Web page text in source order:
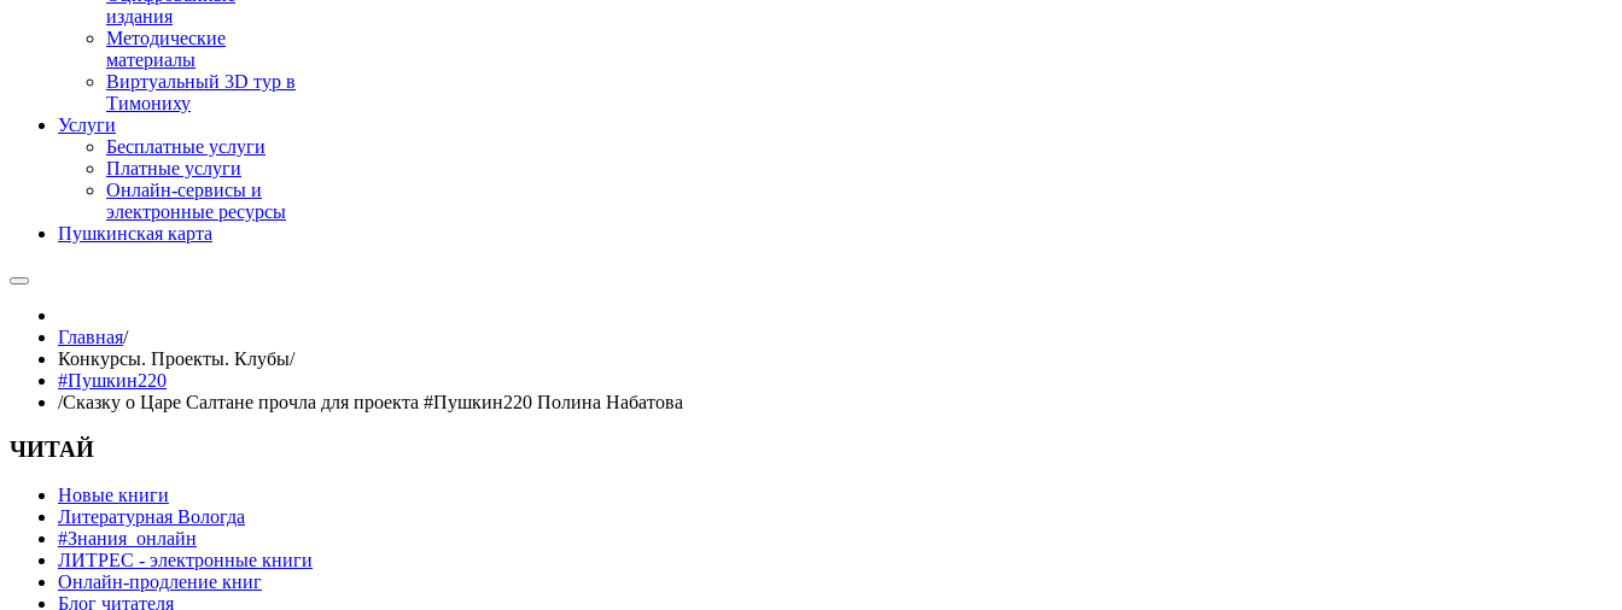
издания
Методические
материалы
Виртуальный 3D тур в
Тимониху
Услуги
Бесплатные услуги
Платные услуги
Онлайн-сервисы и
электронные ресурсы
Пушкинская карта
Главная/
Конкурсы. Проекты. Клубы/
#Пушкин220
/Сказку о Царе Салтане прочла для проекта #Пушкин220 Полина Набатова
ЧИТАЙ
Новые книги
Литературная Вологда
#Знания_онлайн
ЛИТРЕС - электронные книги
Онлайн-продление книг
Блог читателя